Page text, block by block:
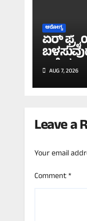
ಆರೋಗ್ಯ
ಏರ್‌
AUG 7, 2026
Leave a
Your email
Comment*